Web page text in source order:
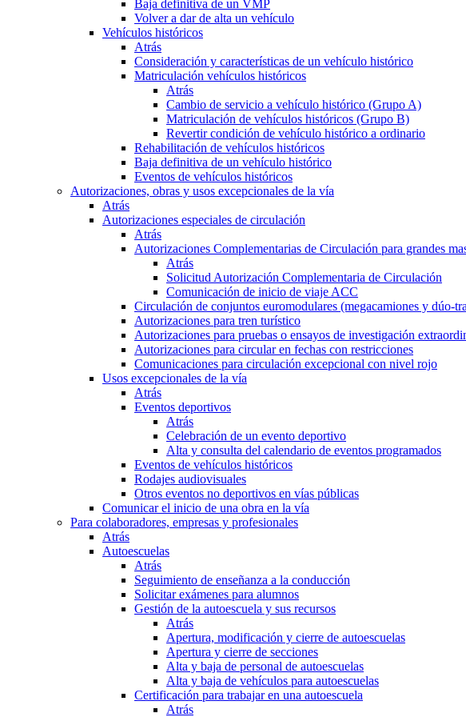
Baja definitiva de un VMP
Volver a dar de alta un vehículo
Vehículos históricos
Atrás
Consideración y características de un vehículo histórico
Matriculación vehículos históricos
Atrás
Cambio de servicio a vehículo histórico (Grupo A)
Matriculación de vehículos históricos (Grupo B)
Revertir condición de vehículo histórico a ordinario
Rehabilitación de vehículos históricos
Baja definitiva de un vehículo histórico
Eventos de vehículos históricos
Autorizaciones, obras y usos excepcionales de la vía
Atrás
Autorizaciones especiales de circulación
Atrás
Autorizaciones Complementarias de Circulación para grandes
Atrás
Solicitud Autorización Complementaria de Circulación
Comunicación de inicio de viaje ACC
Circulación de conjuntos euromodulares (megacamiones y dúo-
Autorizaciones para tren turístico
Autorizaciones para pruebas o ensayos de investigación
Autorizaciones para circular en fechas con restricciones
Comunicaciones para circulación excepcional con nivel rojo
Usos excepcionales de la vía
Atrás
Eventos deportivos
Atrás
Celebración de un evento deportivo
Alta y consulta del calendario de eventos programados
Eventos de vehículos históricos
Rodajes audiovisuales
Otros eventos no deportivos en vías públicas
Comunicar el inicio de una obra en la vía
Para colaboradores, empresas y profesionales
Atrás
Autoescuelas
Atrás
Seguimiento de enseñanza a la conducción
Solicitar exámenes para alumnos
Gestión de la autoescuela y sus recursos
Atrás
Apertura, modificación y cierre de autoescuelas
Apertura y cierre de secciones
Alta y baja de personal de autoescuelas
Alta y baja de vehículos para autoescuelas
Certificación para trabajar en una autoescuela
Atrás